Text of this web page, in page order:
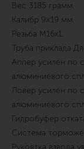
Вес 3185 грамм
Калибр 9×19 мм
Резьба М16х1.
Труба приклада
Аппер усилен по
алюминиевого
Ловер усилен по
алюминиевого
Гидробуфер
Система
Рукоятка взвода